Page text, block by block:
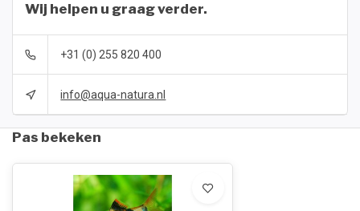
Wij helpen u graag verder.
+31 (0) 255 820 400
info@aqua-natura.nl
Pas bekeken